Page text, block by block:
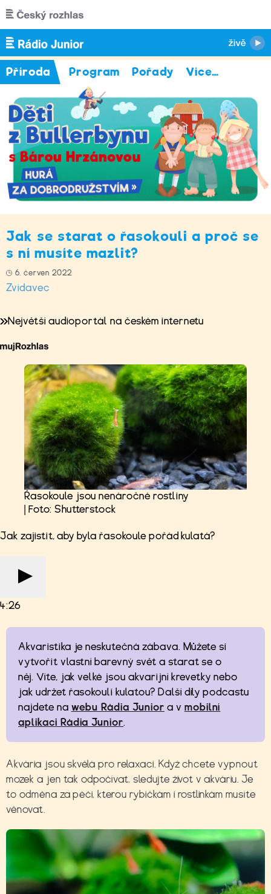
Přejít k hlavnímu obsahu
Příroda Program Pořady Více…
Jak se starat o řasokouli a proč se
s ní musíte mazlit?
6. červen 2022
Zvídavec
Největší audioportál na českém internetu
Řasokoule jsou nenáročné rostliny
| Foto: Shutterstock
Jak zajistit, aby byla řasokoule pořád kulatá?
4:26
Akvaristika je neskutečná zábava. Můžete si
vytvořit vlastní barevný svět a starat se o
něj. Víte, jak velké jsou akvarijní krevetky nebo
jak udržet řasokouli kulatou? Další díly podcastu
najdete na webu Rádia Junior a v mobilní
aplikaci Rádia Junior.
Akvária jsou skvělá pro relaxaci. Když chcete vypnout
mozek a jen tak odpočívat, sledujte život v akváriu. Je
to odměna za péči, kterou rybičkám i rostlinkám musíte
věnovat.